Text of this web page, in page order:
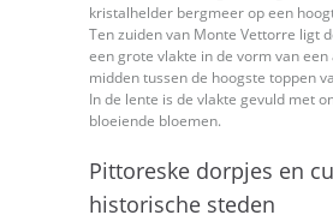
kristalhelder bergmeer op een
Ten zuiden van Monte Vettorre ligt
een grote vlakte in de vorm van
midden tussen de hoogste toppen
In de lente is de vlakte gevuld met
bloeiende bloemen.
Pittoreske dorpjes en
historische steden